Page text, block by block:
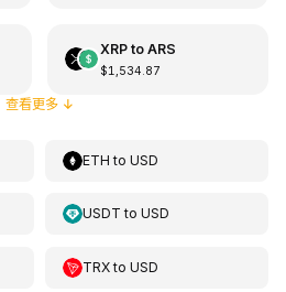
XRPto ARS
$1,534.87
查看更多↓
ETH toUSD
USDT toUSD
TRXtoUSD